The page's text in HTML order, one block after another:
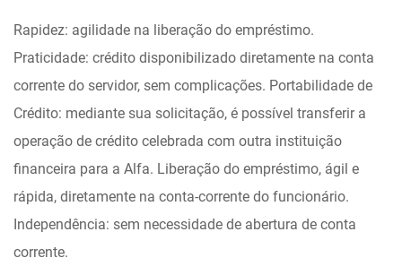
Rapidez: agilidade na liberação do empréstimo.
Praticidade: crédito disponibilizado diretamente na conta
corrente do servidor, sem complicações. Portabilidade de
Crédito: mediante sua solicitação, é possível transferir a
operação de crédito celebrada com outra instituição
financeira para a Alfa. Liberação do empréstimo, ágil e
rápida, diretamente na conta-corrente do funcionário.
Independência: sem necessidade de abertura de conta
corrente.